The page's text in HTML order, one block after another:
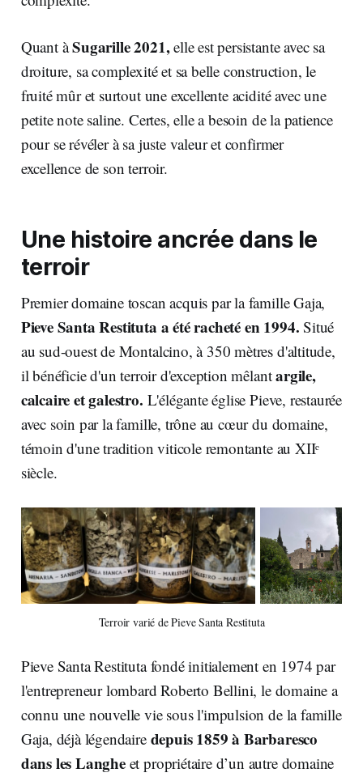
Quant àSugarille 2021,elle est persistante avec sa
droiture, sa complexité et sa belle construction, le
fruité mûr et surtout une excellente acidité avec une
petite note saline. Certes, elle a besoin de la patience
pour se révéler à sa juste valeur et confirmer
excellence de son terroir.
Une histoire ancrée dans le
terroir
Premier domaine toscan acquis par la famille Gaja,
Pieve Santa Restituta a été racheté en 1994. Situé
au sud-ouest de Montalcino, à 350 mètres d'altitude,
il bénéficie d'un terroir d'exception mêlantargile,
calcaire et galestro. L'élégante église Pieve, restaurée
avec soin par la famille, trône au cœur du domaine,
témoin d'une tradition viticole remontante au XIIᵉ
siècle.
Terroir varié de Pieve Santa Restituta
Pieve Santa Restituta fondé initialement en 1974 par
l'entrepreneur lombard Roberto Bellini, le domaine a
connu une nouvelle vie sous l'impulsion de la famille
Gaja, déjà légendaire depuis 1859 à Barbaresco
dans les Langheet propriétaire d’un autre domaine